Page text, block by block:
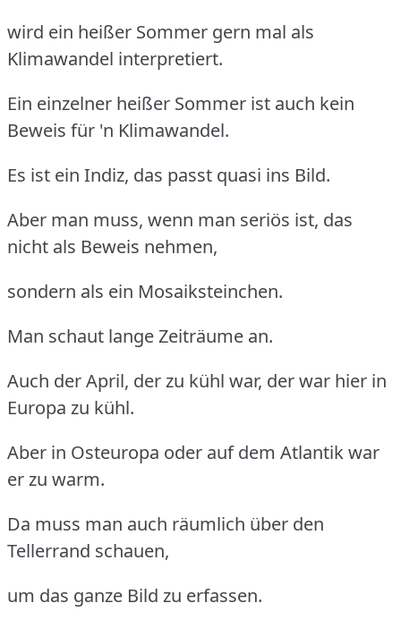
wird ein heißer Sommer gern mal als
Klimawandel interpretiert.
Ein einzelner heißer Sommer ist auch kein
Beweis für 'n Klimawandel.
Es ist ein Indiz, das passt quasi ins Bild.
Aber man muss, wenn man seriös ist, das
nicht als Beweis nehmen,
sondern als ein Mosaiksteinchen.
Man schaut lange Zeiträume an.
Auch der April, der zu kühl war, der war hier in
Europa zu kühl.
Aber in Osteuropa oder auf dem Atlantik war
er zu warm.
Da muss man auch räumlich über den
Tellerrand schauen,
um das ganze Bild zu erfassen.